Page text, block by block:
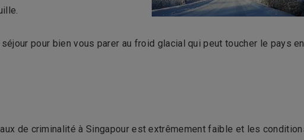
pour bien vous parer au froid glacial qui peut toucher le pays en
de criminalité à Singapour est extrêmement faible et les